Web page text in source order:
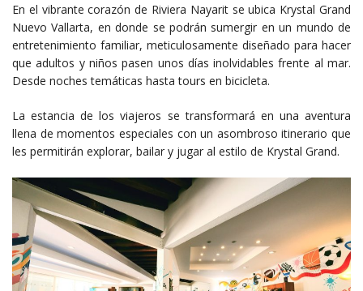
En el vibrante corazón de Riviera Nayarit se ubica Krystal Grand
Nuevo Vallarta, en donde se podrán sumergir en un mundo de
entretenimiento familiar, meticulosamente diseñado para hacer
que adultos y niños pasen unos días inolvidables frente al mar.
Desde noches temáticas hasta tours en bicicleta.
La estancia de los viajeros se transformará en una aventura
llena de momentos especiales con un asombroso itinerario que
les permitirán explorar, bailar y jugar al estilo de Krystal Grand.